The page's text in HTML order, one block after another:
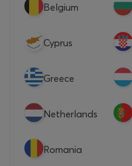
Belgium
Cyprus
Greece
Netherlands
Romania